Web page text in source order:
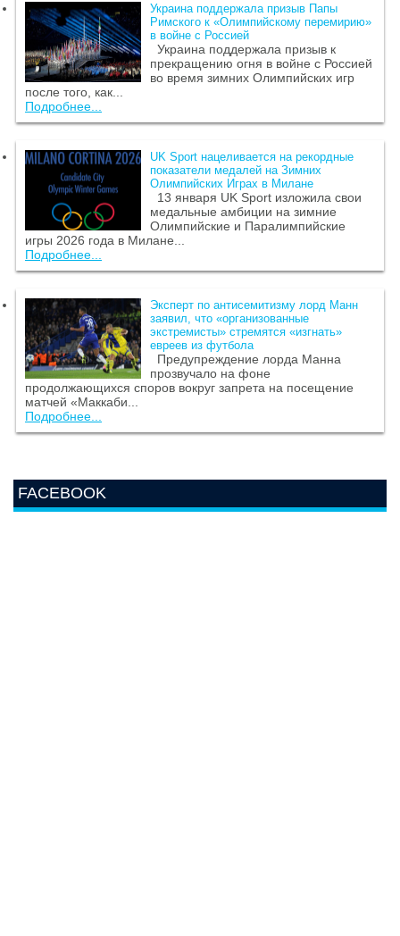
Украина поддержала призыв Папы
Римского к «Олимпийскому перемирию»
в войне с Россией
Украина поддержала призыв к
прекращению огня в войне с Россией
во время зимних Олимпийских игр
после того, как...
Подробнее...
UK Sport нацеливается на рекордные
показатели медалей на Зимних
Олимпийских Играх в Милане
13 января UK Sport изложила свои
медальные амбиции на зимние
Олимпийские и Паралимпийские
игры 2026 года в Милане...
Подробнее...
Эксперт по антисемитизму лорд Манн
заявил, что «организованные
экстремисты» стремятся «изгнать»
евреев из футбола
Предупреждение лорда Манна
прозвучало на фоне
продолжающихся споров вокруг запрета на посещение
матчей «Маккаби...
Подробнее...
FACEBOOK